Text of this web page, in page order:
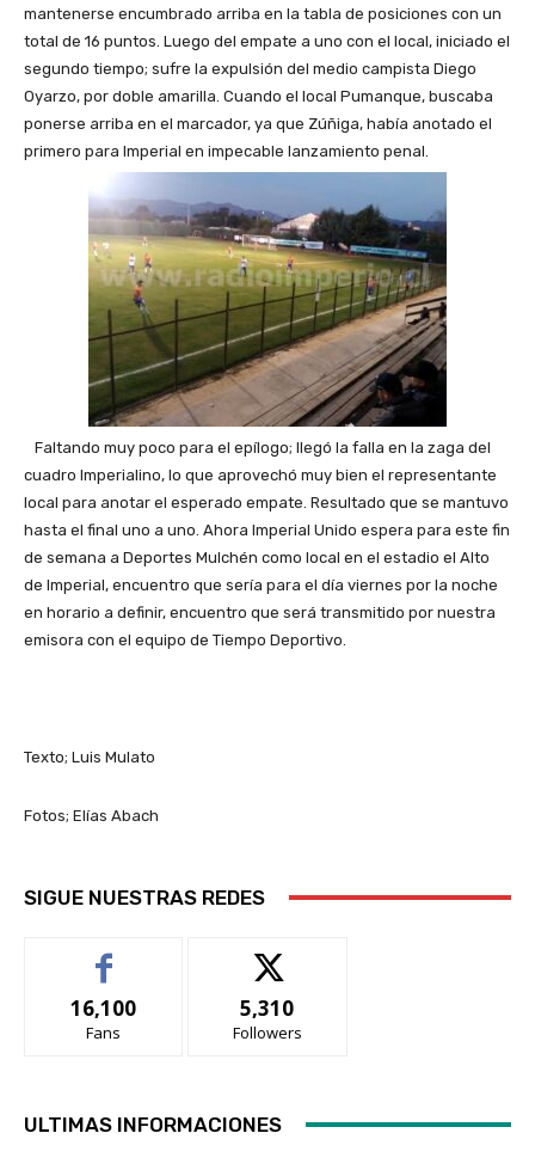
mantenerse encumbrado arriba en la tabla de posiciones con un
total de 16 puntos. Luego del empate a uno con el local, iniciado el
segundo tiempo; sufre la expulsión del medio campista Diego
Oyarzo, por doble amarilla. Cuando el local Pumanque, buscaba
ponerse arriba en el marcador, ya que Zúñiga, había anotado el
primero para Imperial en impecable lanzamiento penal.
Faltando muy poco para el epílogo; llegó la falla en la zaga del
cuadro Imperialino, lo que aprovechó muy bien el representante
local para anotar el esperado empate. Resultado que se mantuvo
hasta el final uno a uno. Ahora Imperial Unido espera para este fin
de semana a Deportes Mulchén como local en el estadio el Alto
de Imperial, encuentro que sería para el día viernes por la noche
en horario a definir, encuentro que será transmitido por nuestra
emisora con el equipo de Tiempo Deportivo.
Texto; Luis Mulato
Fotos; Elías Abach
SIGUE NUESTRAS REDES
16,100
Fans
5,310
Followers
ULTIMAS INFORMACIONES